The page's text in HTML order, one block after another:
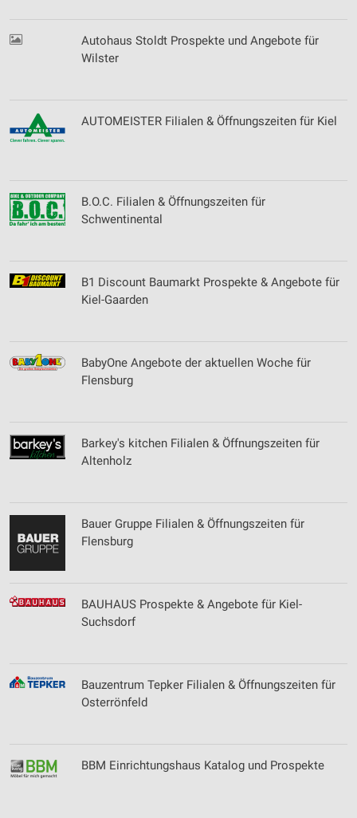
Autohaus Stoldt Prospekte und Angebote für
Wilster
AUTOMEISTER Filialen & Öffnungszeiten für Kiel
B.O.C. Filialen & Öffnungszeiten für
Schwentinental
B1 Discount Baumarkt Prospekte & Angebote für
Kiel-Gaarden
BabyOne Angebote der aktuellen Woche für
Flensburg
Barkey's kitchen Filialen & Öffnungszeiten für
Altenholz
Bauer Gruppe Filialen & Öffnungszeiten für
Flensburg
BAUHAUS Prospekte & Angebote für Kiel-
Suchsdorf
Bauzentrum Tepker Filialen & Öffnungszeiten für
Osterrönfeld
BBM Einrichtungshaus Katalog und Prospekte